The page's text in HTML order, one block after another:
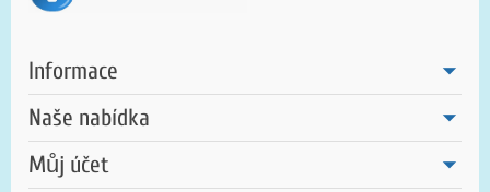
Informace
Naše nabídka
Můj účet